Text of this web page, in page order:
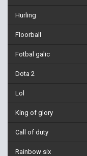
Hurling
Floorball
Fotbal galic
Dota 2
Lol
King of glory
Call of duty
Rainbow six